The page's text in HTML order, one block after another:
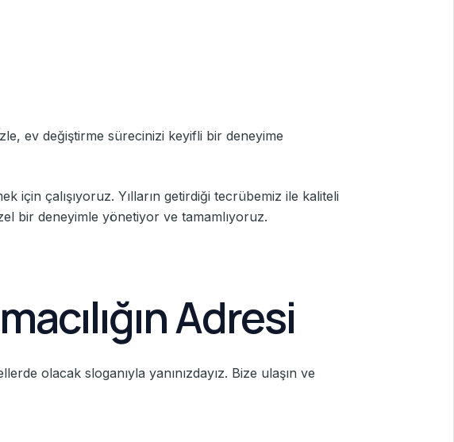
ev değiştirme sürecinizi keyifli bir deneyime
için çalışıyoruz. Yılların getirdiği tecrübemiz ile kaliteli
bir deneyimle yönetiyor ve tamamlıyoruz.
Adresi
olacak sloganıyla yanınızdayız. Bize ulaşın ve